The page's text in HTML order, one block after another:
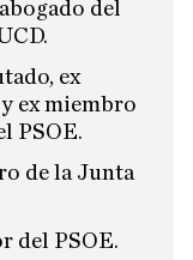
del
ex
ex miembro
PSOE.
de la Junta
del PSOE.